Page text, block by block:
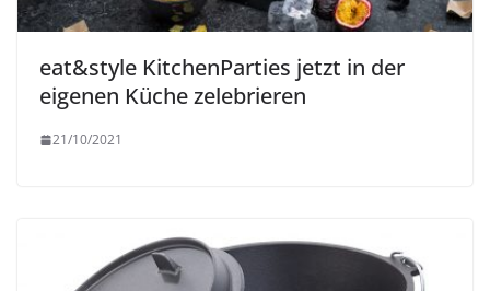
eat&style KitchenParties jetzt in der
eigenen Küche zelebrieren
21/10/2021